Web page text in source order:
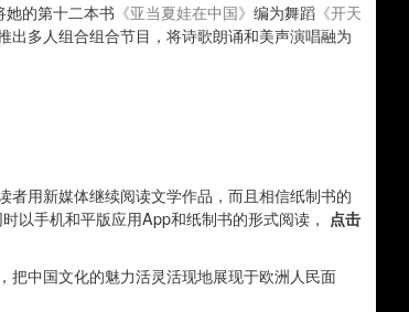
的第十二本书 《亚当夏娃在中国》 编为舞蹈《开天
多人组合组合节目，将诗歌朗诵和美声演唱融为
用新媒体继续阅读文学作品，而且相信纸制书的
以手机和平版应用App和纸制书的形式阅读， 点击
把中国文化的魅力活灵活现地展现于欧洲人民面